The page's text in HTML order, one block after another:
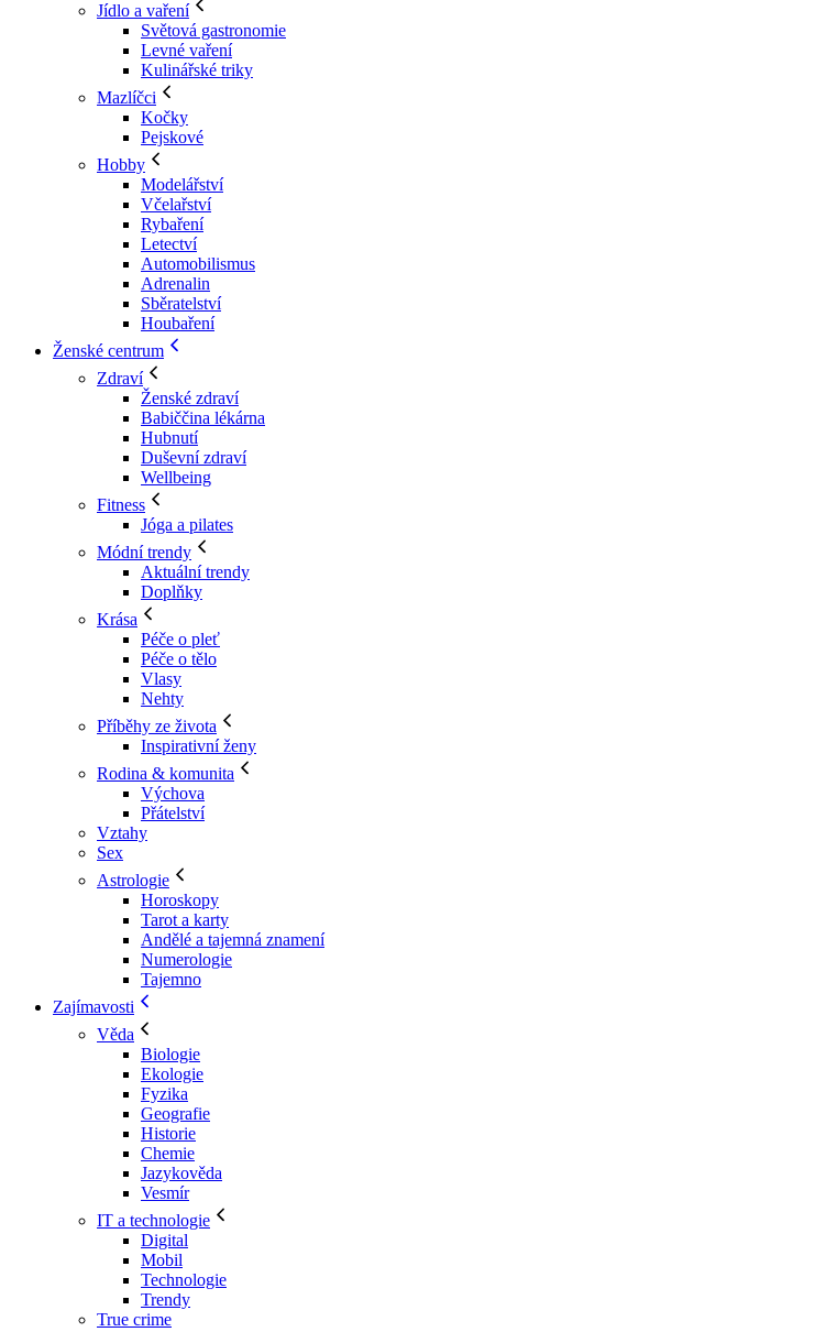
Jídlo a vaření
Světová gastronomie
Levné vaření
Kulinářské triky
Mazlíčci
Kočky
Pejskové
Hobby
Modelářství
Včelařství
Rybaření
Letectví
Automobilismus
Adrenalin
Sběratelství
Houbaření
Ženské centrum
Zdraví
Ženské zdraví
Babiččina lékárna
Hubnutí
Duševní zdraví
Wellbeing
Fitness
Jóga a pilates
Módní trendy
Aktuální trendy
Doplňky
Krása
Péče o pleť
Péče o tělo
Vlasy
Nehty
Příběhy ze života
Inspirativní ženy
Rodina & komunita
Výchova
Přátelství
Vztahy
Sex
Astrologie
Horoskopy
Tarot a karty
Andělé a tajemná znamení
Numerologie
Tajemno
Zajímavosti
Věda
Biologie
Ekologie
Fyzika
Geografie
Historie
Chemie
Jazykověda
Vesmír
IT a technologie
Digital
Mobil
Technologie
Trendy
True crime